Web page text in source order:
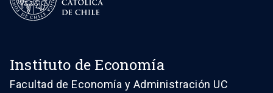
Instituto de Economía
Facultad de Economía y Administración UC